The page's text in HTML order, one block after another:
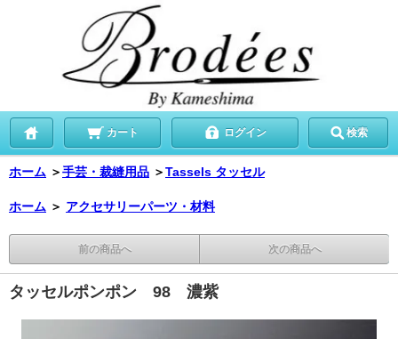
カート ログイン 検索
ホーム ＞手芸・裁縫用品 ＞Tassels タッセル
ホーム ＞ アクセサリーパーツ・材料
前の商品へ 次の商品へ
タッセルポンポン 98 濃紫